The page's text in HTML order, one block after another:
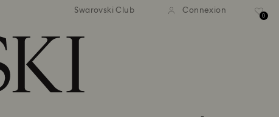
standard gratuite
commande supérieure à 150 $
Livraison standard
pour une commande
Swarovski Club Connexion
0